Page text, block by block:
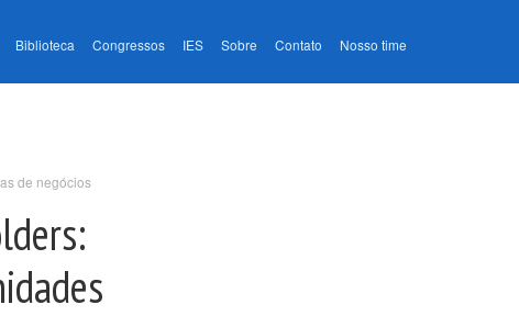
Biblioteca Congressos IES Sobre Contato Nosso time
de negócios